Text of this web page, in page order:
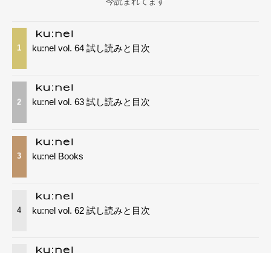
1 ku:nel vol. 64 試し読みと目次
2 ku:nel vol. 63 試し読みと目次
3 ku:nel Books
4 ku:nel vol. 62 試し読みと目次